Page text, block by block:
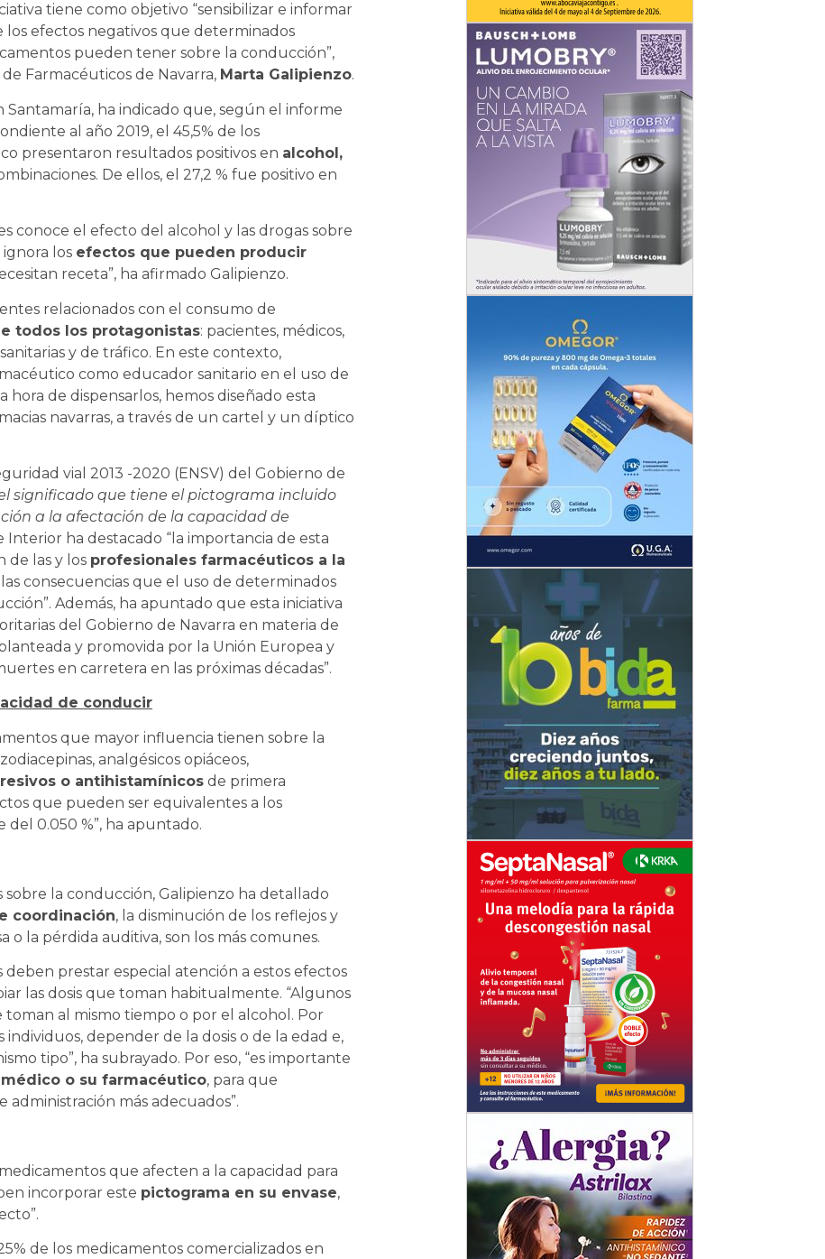
tiene como objetivo “sensibilizar e informar
los efectos negativos que determinados
pueden tener sobre la conducción”,
Farmacéuticos de Navarra, Marta Galipienzo.
Santamaría, ha indicado que, según el informe
al año 2019, el 45,5% de los
presentaron resultados positivos en alcohol,
De ellos, el 27,2 % fue positivo en
conoce el efecto del alcohol y las drogas sobre
los efectos que pueden producir
receta”, ha afirmado Galipienzo.
relacionados con el consumo de
todos los protagonistas: pacientes, médicos,
y de tráfico. En este contexto,
como educador sanitario en el uso de
hora de dispensarlos, hemos diseñado esta
navarras, a través de un cartel y un díptico
vial 2013 -2020 (ENSV) del Gobierno de
significado que tiene el pictograma incluido
a la afectación de la capacidad de
ha destacado “la importancia de esta
de las y los profesionales farmacéuticos a la
consecuencias que el uso de determinados
Además, ha apuntado que esta iniciativa
del Gobierno de Navarra en materia de
y promovida por la Unión Europea y
en carretera en las próximas décadas”.
de conducir
que mayor influencia tienen sobre la
analgésicos opiáceos,
o antihistamínicos de primera
que pueden ser equivalentes a los
0.050 %”, ha apuntado.
la conducción, Galipienzo ha detallado
coordinación, la disminución de los reflejos y
o la pérdida auditiva, son los más comunes.
prestar especial atención a estos efectos
las dosis que toman habitualmente. “Algunos
al mismo tiempo o por el alcohol. Por
depender de la dosis o de la edad e,
tipo”, ha subrayado. Por eso, “es importante
o su farmacéutico, para que
más adecuados”.
que afecten a la capacidad para
incorporar este pictograma en su envase,
de los medicamentos comercializados en